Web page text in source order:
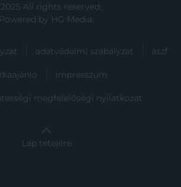
All rights reserved.
Powered by HG Media.
adatvédelmi szabályzat ászf
impresszum
megfelelőségi nyilatkozat
Lap tetejére